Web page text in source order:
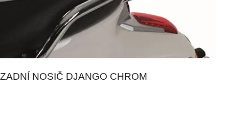
ZADNÍ NOSIČ DJANGO CHROM